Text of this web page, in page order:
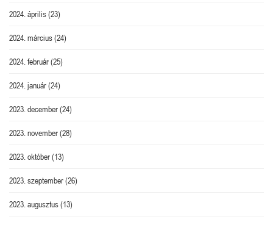
2024. április(23)
2024. március(24)
2024. február(25)
2024. január(24)
2023. december(24)
2023. november(28)
2023. október(13)
2023. szeptember(26)
2023. augusztus(13)